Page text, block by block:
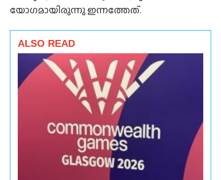
യോഗമായിരുന്നു ഇന്നത്തേത്.
ALSO READ